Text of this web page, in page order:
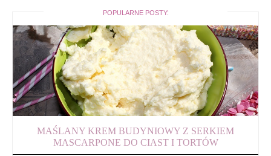
POPULARNE POSTY:
MAŚLANY KREM BUDYNIOWY Z SERKIEM
MASCARPONE DO CIAST I TORTÓW